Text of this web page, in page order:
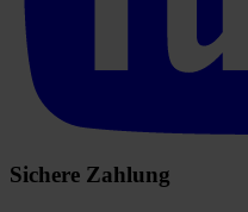
Sichere Zahlung